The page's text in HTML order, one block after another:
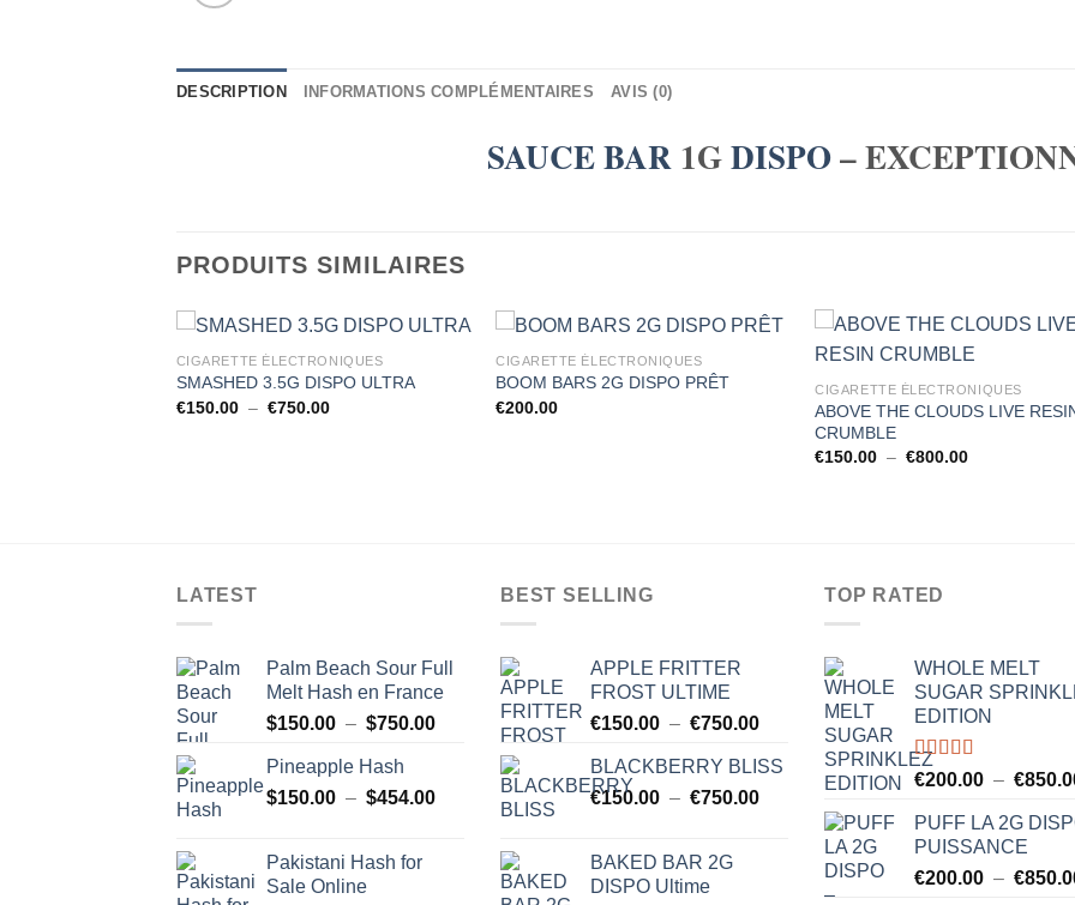
DESCRIPTION INFORMATIONS COMPLÉMENTAIRES AVIS (0)
SAUCE BAR 1GDISPO–
PRODUITS SIMILAIRES
CIGARETTE ÉLECTRONIQUES
SMASHED 3.5G DISPO ULTRA
€150.00 – €750.00Plage
CIGARETTE ÉLECTRONIQUES
BOOM BARS 2G DISPO PRÊT
€200.00
CIGARETTE ÉLECTRONIQUES
ABOVE THE CLOUDS LIVE
CRUMBLE
€150.00 – €800.00Plage
LATEST
Palm Beach Sour Full
Melt Hash en France
$150.00 – $750.00Plage
$150.00
$750.00
Pineapple Hash
$150.00 – $454.00Plage
$150.00
Pakistani Hash for
Sale Online
BEST SELLING
APPLE FRITTER
FROST ULTIME
€150.00 – €750.00Plage
prix :
€150.00
€750.00
BLACKBERRY BLISS
€150.00 – €750.00Plage
€150.00
BAKED BAR 2G
DISPO Ultime
TOP RATED
WHOLE MELT
SUGAR
EDITION
Note5.00
€200.00 – €
PUFF LA 2G
PUISSANCE
€200.00 – €